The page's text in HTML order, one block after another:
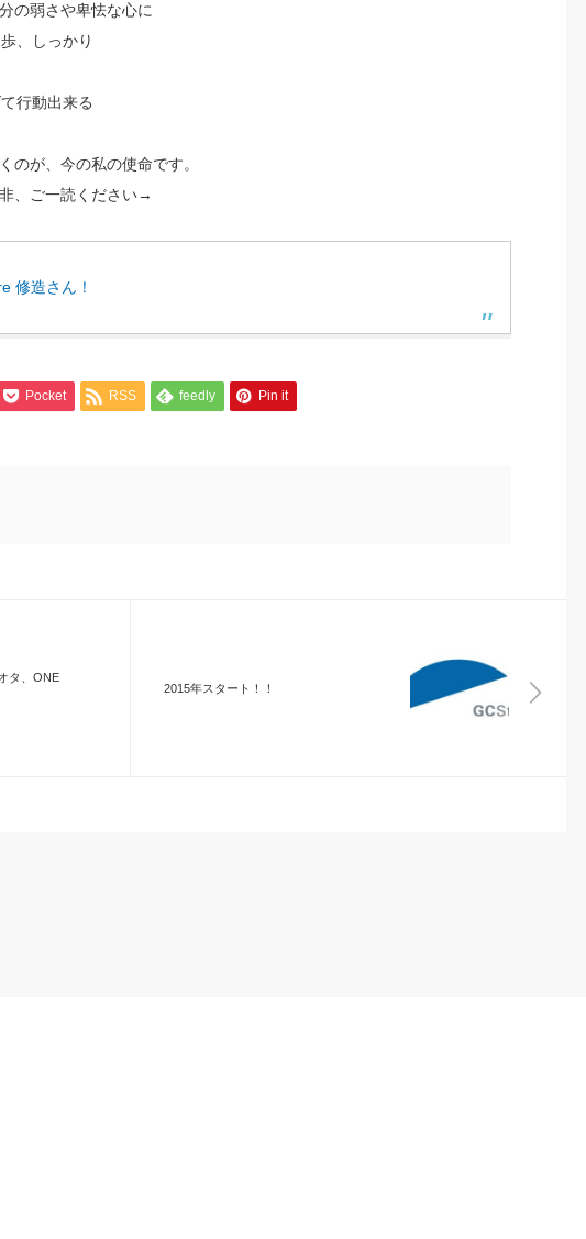
の弱さや卑怯な心に
、しっかり
行動出来る
のが、今の私の使命です。
、ご一読ください→
修造さん！
Pocket RSS feedly Pin it
タ、ONE
2015年スタート！！